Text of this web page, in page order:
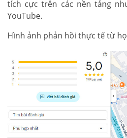
tích cực trên các nền tảng
YouTube.
Hình ảnh phản hồi thực tế từ